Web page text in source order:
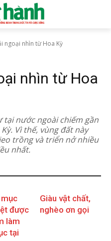
ngoại nhìn từ Hoa Kỳ
nhìn từ Hoa
tại nước ngoài chiếm gần
Vì thế, vùng đất này
trồng và triển nở nhiều
nhất.
được
làm
tại
Giàu vật chất,
nghèo ơn gọi